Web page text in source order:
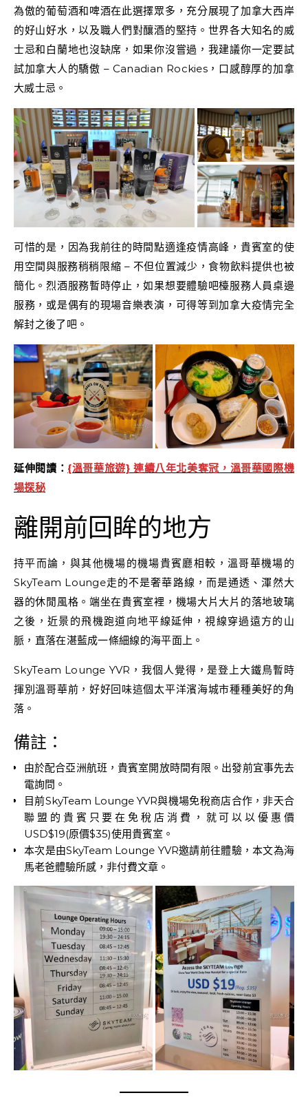
為傲的葡萄酒和啤酒在此選擇眾多，充分展現了加拿大西岸
的好山好水，以及職人們對釀酒的堅持。世界各大知名的威
士忌和白蘭地也沒缺席，如果你沒嘗過，我建議你一定要試
試加拿大人的驕傲 – Canadian Rockies，口感醇厚的加拿
大威士忌。
可惜的是，因為我前往的時間點適逢疫情高峰，貴賓室的使
用空間與服務稍稍限縮 – 不但位置減少，食物飲料提供也被
簡化。烈酒服務暫時停止，如果想要體驗吧檯服務人員桌邊
服務，或是偶有的現場音樂表演，可得等到加拿大疫情完全
解封之後了吧。
延伸閱讀： {溫哥華旅遊} 連續八年北美奪冠，溫哥華國際機
場探秘
離開前回眸的地方
持平而論，與其他機場的機場貴賓廳相較，溫哥華機場的
SkyTeam Lounge走的不是奢華路線，而是通透、渾然大
器的休閒風格。端坐在貴賓室裡，機場大片大片的落地玻璃
之後，近景的飛機跑道向地平線延伸，視線穿過遠方的山
脈，直落在湛藍成一條細線的海平面上。
SkyTeam Lounge YVR，我個人覺得，是登上大鐵鳥暫時
揮別溫哥華前，好好回味這個太平洋濱海城市種種美好的角
落。
備註：
由於配合亞洲航班，貴賓室開放時間有限。出發前宜事先去
電詢問。
目前SkyTeam Lounge YVR與機場免稅商店合作，非天合
聯盟的貴賓只要在免稅店消費，就可以以優惠價
USD$19(原價$35)使用貴賓室。
本次是由SkyTeam Lounge YVR邀請前往體驗，本文為海
馬老爸體驗所感，非付費文章。